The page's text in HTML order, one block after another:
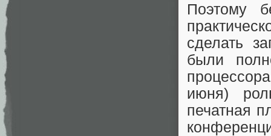
Поэтому
сделать
были
июня)
печатная